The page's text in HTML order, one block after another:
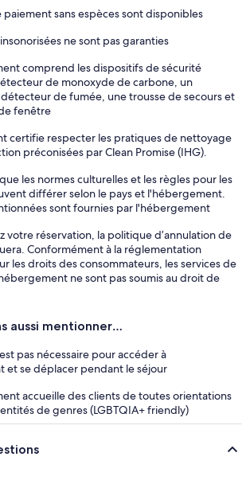
paiement sans espèces sont disponibles
ne sont pas garanties
comprend les dispositifs de sécurité
de monoxyde de carbone, un
de fumée, une trousse de secours et
fenêtre
certifie respecter les pratiques de nettoyage
préconisées par Clean Promise (IHG).
les normes culturelles et les règles pour les
différer selon le pays et l'hébergement.
sont fournies par l'hébergement
votre réservation, la politique d’annulation de
Conformément à la réglementation
les droits des consommateurs, les services de
ne sont pas soumis au droit de
aussi mentionner…
pas nécessaire pour accéder à
et se déplacer pendant le séjour
accueille des clients de toutes orientations
de genres (LGBTQIA+ friendly)